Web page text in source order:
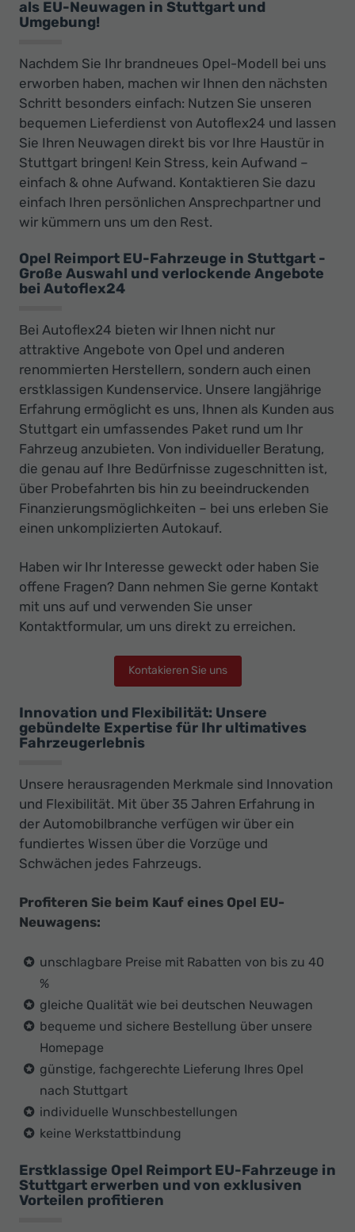
als EU-Neuwagen in Stuttgart und
Umgebung!
Nachdem Sie Ihr brandneues Opel-Modell bei uns
erworben haben, machen wir Ihnen den nächsten
Schritt besonders einfach: Nutzen Sie unseren
bequemen Lieferdienst von Autoflex24 und lassen
Sie Ihren Neuwagen direkt bis vor Ihre Haustür in
Stuttgart bringen! Kein Stress, kein Aufwand –
einfach & ohne Aufwand. Kontaktieren Sie dazu
einfach Ihren persönlichen Ansprechpartner und
wir kümmern uns um den Rest.
Opel Reimport EU-Fahrzeuge in Stuttgart -
Große Auswahl und verlockende Angebote
bei Autoflex24
Bei Autoflex24 bieten wir Ihnen nicht nur
attraktive Angebote von Opel und anderen
renommierten Herstellern, sondern auch einen
erstklassigen Kundenservice. Unsere langjährige
Erfahrung ermöglicht es uns, Ihnen als Kunden aus
Stuttgart ein umfassendes Paket rund um Ihr
Fahrzeug anzubieten. Von individueller Beratung,
die genau auf Ihre Bedürfnisse zugeschnitten ist,
über Probefahrten bis hin zu beeindruckenden
Finanzierungsmöglichkeiten – bei uns erleben Sie
einen unkomplizierten Autokauf.
Haben wir Ihr Interesse geweckt oder haben Sie
offene Fragen? Dann nehmen Sie gerne Kontakt
mit uns auf und verwenden Sie unser
Kontaktformular, um uns direkt zu erreichen.
Kontakieren Sie uns
Innovation und Flexibilität: Unsere
gebündelte Expertise für Ihr ultimatives
Fahrzeugerlebnis
Unsere herausragenden Merkmale sind Innovation
und Flexibilität. Mit über 35 Jahren Erfahrung in
der Automobilbranche verfügen wir über ein
fundiertes Wissen über die Vorzüge und
Schwächen jedes Fahrzeugs.
Profiteren Sie beim Kauf eines Opel EU-
Neuwagens:
unschlagbare Preise mit Rabatten von bis zu 40
%
gleiche Qualität wie bei deutschen Neuwagen
bequeme und sichere Bestellung über unsere
Homepage
günstige, fachgerechte Lieferung Ihres Opel
nach Stuttgart
individuelle Wunschbestellungen
keine Werkstattbindung
Erstklassige Opel Reimport EU-Fahrzeuge in
Stuttgart erwerben und von exklusiven
Vorteilen profitieren